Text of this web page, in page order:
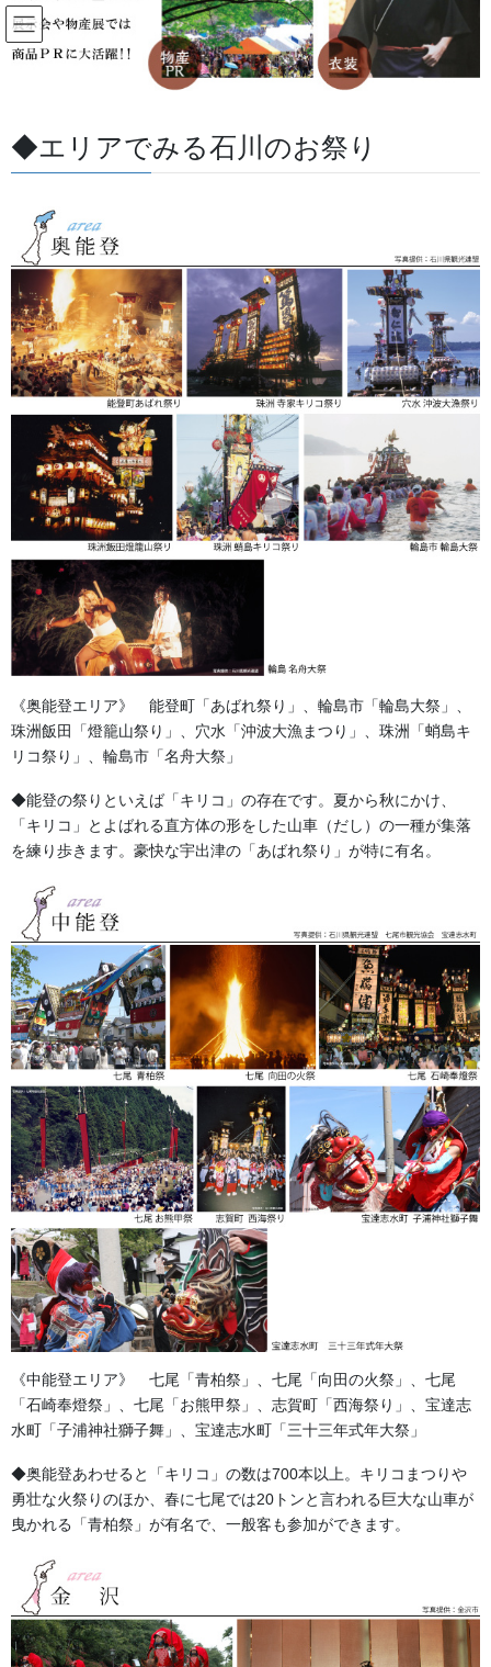
コ
ン
テ
移
動
ナ
ビ
ゲ
ン
に
すべての記事
すべての記事 お祭用品・品目
提灯 祭
2024/06/11 / 最終更新日 :
提灯 祭
提灯 の特別紋書き入れ
提灯の紋や柄を特別に入れることもできます。
◆エリアでみる石川のお祭り
《奥能登エリア》 能登町「あばれ祭り」、輪島市「輪島大祭」、
珠洲飯田「燈籠山祭り」、穴水「沖波大漁まつり」、珠洲「蛸島キ
リコ祭り」、輪島市「名舟大祭」
◆能登の祭りといえば「キリコ」の存在です。夏から秋にかけ、
「キリコ」とよばれる直方体の形をした山車（だし）の一種が集落
を練り歩きます。豪快な宇出津の「あばれ祭り」が特に有名。
《中能登エリア》 七尾「青柏祭」、七尾「向田の火祭」、七尾
「石崎奉燈祭」、七尾「お熊甲祭」、志賀町「西海祭り」、宝達志
水町「子浦神社獅子舞」、宝達志水町「三十三年式年大祭」
◆奥能登あわせると「キリコ」の数は700本以上。キリコまつりや
勇壮な火祭りのほか、春に七尾では20トンと言われる巨大な山車が
曳かれる「青柏祭」が有名で、一般客も参加ができます。